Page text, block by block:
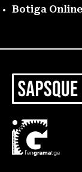
Botiga Online